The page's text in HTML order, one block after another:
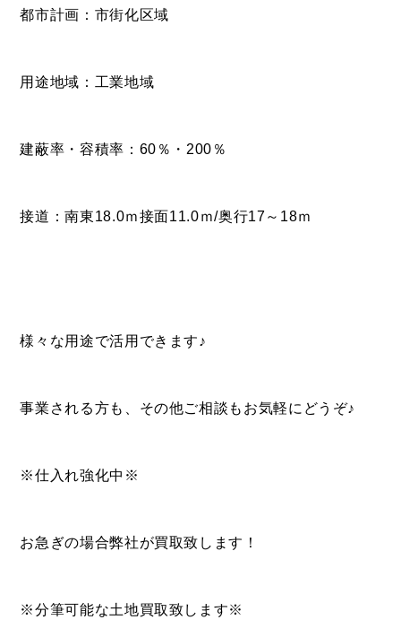
SELL 物件の売却
都市計画：市街化区域
用途地域：工業地域
建蔽率・容積率：60％・200％
接道：南東18.0ｍ接面11.0ｍ/奥行17～18ｍ
様々な用途で活用できます♪
事業される方も、その他ご相談もお気軽にどうぞ♪
※仕入れ強化中※
お急ぎの場合弊社が買取致します！
※分筆可能な土地買取致します※